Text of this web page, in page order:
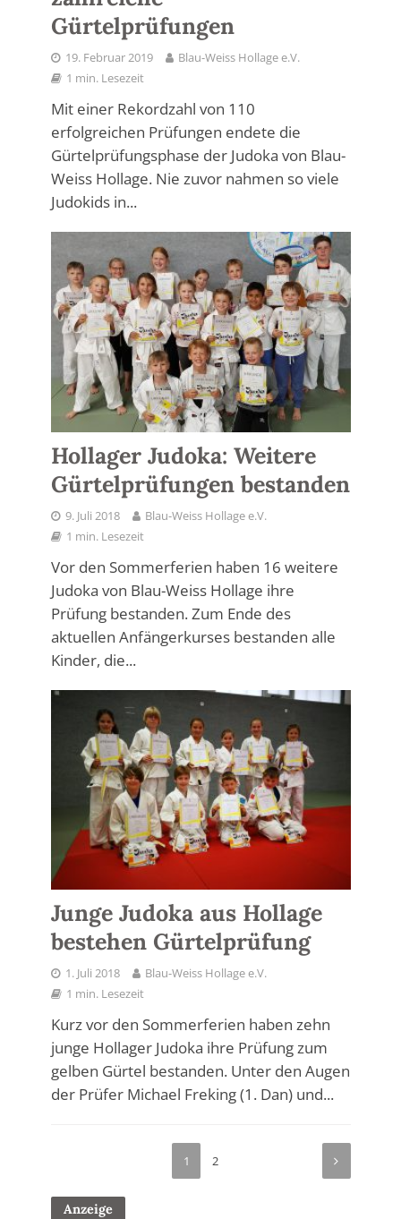
Gürtelprüfungen
19. Februar 2019
Blau-Weiss Hollage e.V.
1 min. Lesezeit
Mit einer Rekordzahl von 110
erfolgreichen Prüfungen endete die
Gürtelprüfungsphase der Judoka von Blau-
Weiss Hollage. Nie zuvor nahmen so viele
Judokids in...
Hollager Judoka: Weitere
Gürtelprüfungen bestanden
9. Juli 2018
Blau-Weiss Hollage e.V.
1 min. Lesezeit
Vor den Sommerferien haben 16 weitere
Judoka von Blau-Weiss Hollage ihre
Prüfung bestanden. Zum Ende des
aktuellen Anfängerkurses bestanden alle
Kinder, die...
Junge Judoka aus Hollage
bestehen Gürtelprüfung
1. Juli 2018
Blau-Weiss Hollage e.V.
1 min. Lesezeit
Kurz vor den Sommerferien haben zehn
junge Hollager Judoka ihre Prüfung zum
gelben Gürtel bestanden. Unter den Augen
der Prüfer Michael Freking (1. Dan) und...
1 2
Anzeige